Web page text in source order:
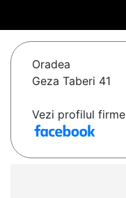
Oradea
Geza Taberi 41
Vezi profilul